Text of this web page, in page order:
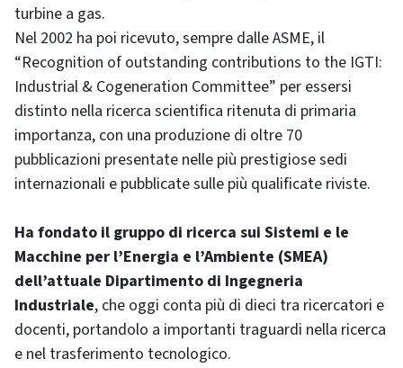
turbine a gas.
Nel 2002 ha poi ricevuto, sempre dalle ASME, il
“Recognition of outstanding contributions to the IGTI:
Industrial & Cogeneration Committee” per essersi
distinto nella ricerca scientifica ritenuta di primaria
importanza, con una produzione di oltre 70
pubblicazioni presentate nelle più prestigiose sedi
internazionali e pubblicate sulle più qualificate riviste.
Ha fondato il gruppo di ricerca sui Sistemi e le
Macchine per l’Energia e l’Ambiente (SMEA)
dell’attuale Dipartimento di Ingegneria
Industriale, che oggi conta più di dieci tra ricercatori e
docenti, portandolo a importanti traguardi nella ricerca
e nel trasferimento tecnologico.